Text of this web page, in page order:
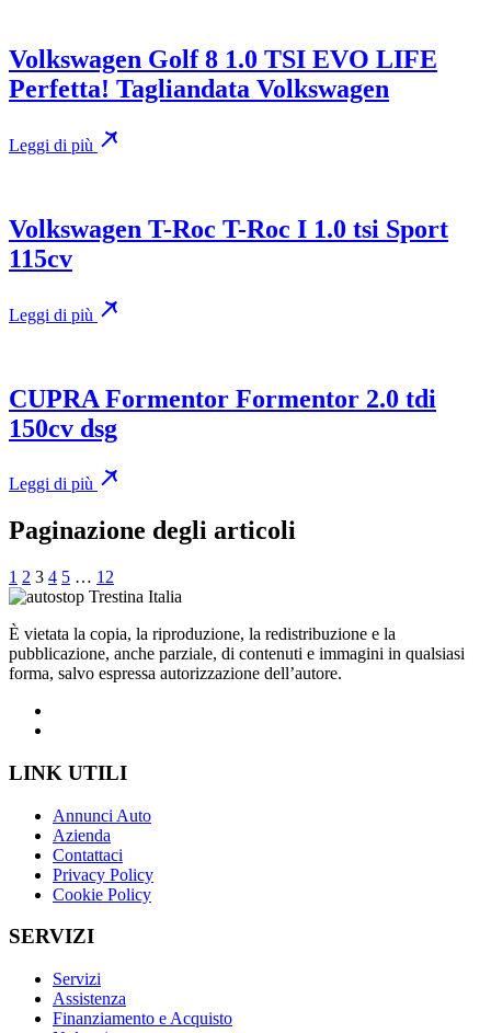
Volkswagen Golf 8 1.0 TSI EVO LIFE
Perfetta! Tagliandata Volkswagen
Leggi di più
Volkswagen T-Roc T-Roc I 1.0 tsi Sport
115cv
Leggi di più
CUPRA Formentor Formentor 2.0 tdi
150cv dsg
Leggi di più
Paginazione degli articoli
1 2 3 4 5 … 12
È vietata la copia, la riproduzione, la redistribuzione e la
pubblicazione, anche parziale, di contenuti e immagini in qualsiasi
forma, salvo espressa autorizzazione dell’autore.
LINK UTILI
Annunci Auto
Azienda
Contattaci
Privacy Policy
Cookie Policy
SERVIZI
Servizi
Assistenza
Finanziamento e Acquisto